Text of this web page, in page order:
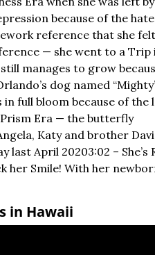
because of the
reference that she
— she went to a Trip
still manages to grow
dog named
in full bloom because of the
Prism Era — the butterfly
Katy and brother
last April 20203:02 – She’s
her Smile! With her
in Hawaii